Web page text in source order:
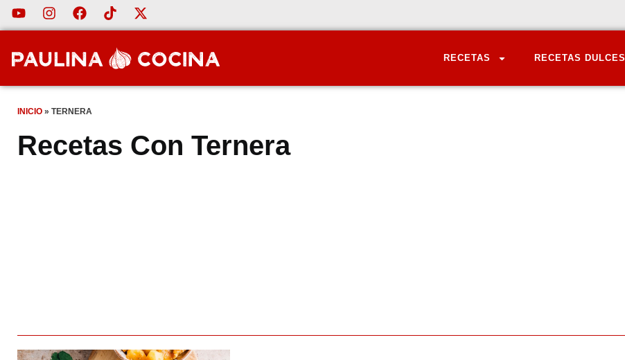
RECETAS RECETAS DULCES
INICIO » TERNERA
Recetas Con Ternera